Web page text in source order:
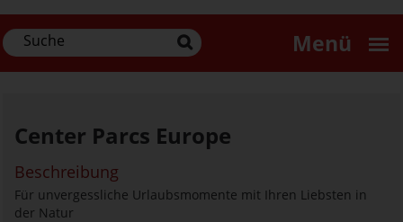
Menü
Center Parcs Europe
Beschreibung
Für unvergessliche Urlaubsmomente mit Ihren Liebsten in
der Natur